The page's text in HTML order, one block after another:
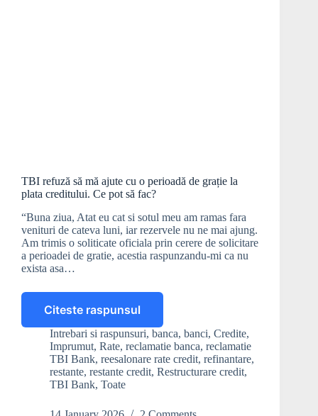
TBI refuză să mă ajute cu o perioadă de grație la
plata creditului. Ce pot să fac?
“Buna ziua, Atat eu cat si sotul meu am ramas fara
venituri de cateva luni, iar rezervele nu ne mai ajung.
Am trimis o soliticate oficiala prin cerere de solicitare
a perioadei de gratie, acestia raspunzandu-mi ca nu
exista asa…
Citeste raspunsul
TBI
refuză
să
mă
ajute
cu
Intrebari si raspunsuri, banca, banci, Credite,
Imprumut, Rate, reclamatie banca, reclamatie
TBI Bank, reesalonare rate credit, refinantare,
restante, restante credit, Restructurare credit,
TBI Bank, Toate